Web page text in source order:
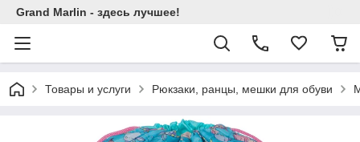
Grand Marlin - здесь лучшее!
Товары и услуги Рюкзаки, ранцы, мешки для обуви